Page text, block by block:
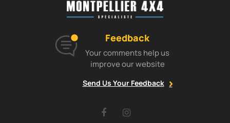
Feedback
Your comments help us
improve our website
Send Us Your Feedback
Facebook